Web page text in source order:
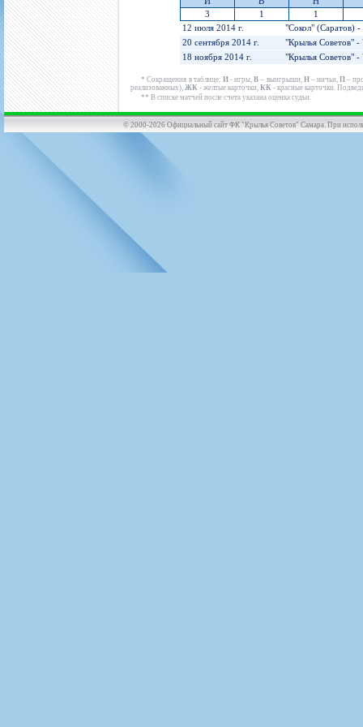
3
1
1
12 июля 2014 г.
"Сокол" (Саратов) -
20 сентября 2014 г.
"Крылья Советов" -
18 ноября 2014 г.
"Крылья Советов" -
* Сокращения в таблице: И- игры,В – выигрыши, Н– ничьи,П –
реализованных), ЖК - желтые карточки, КК - красные карточки.
** В списке матчей после счета указана оценка судьи.
© 2000-2026 Официальный сайт ФК "Крылья Советов" Самара. При